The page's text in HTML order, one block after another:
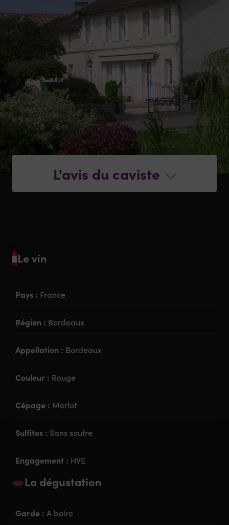
L'avis du caviste
Le vin
Pays : France
Région : Bordeaux
Appellation : Bordeaux
Couleur : Rouge
Cépage : Merlot
Sulfites : Sans soufre
Engagement : HVE
La dégustation
Garde :A boire